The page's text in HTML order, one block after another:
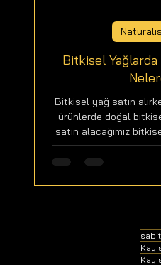
Bitkisel Yağlarda
Bitkisel yağ satın
ürünlerde doğal
satın alacağımız